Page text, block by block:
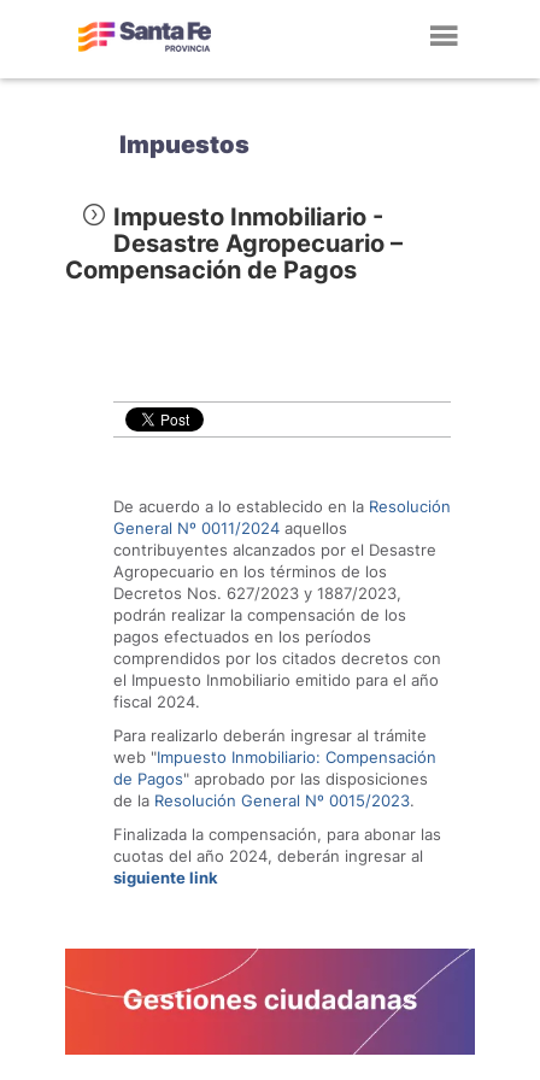
Impuestos
Impuesto Inmobiliario -
Desastre Agropecuario –
Compensación de Pagos
De acuerdo a lo establecido en la Resolución
General Nº 0011/2024 aquellos
contribuyentes alcanzados por el Desastre
Agropecuario en los términos de los
Decretos Nos. 627/2023 y 1887/2023,
podrán realizar la compensación de los
pagos efectuados en los períodos
comprendidos por los citados decretos con
el Impuesto Inmobiliario emitido para el año
fiscal 2024.
Para realizarlo deberán ingresar al trámite
web "Impuesto Inmobiliario: Compensación
de Pagos" aprobado por las disposiciones
de la Resolución General Nº 0015/2023.
Finalizada la compensación, para abonar las
cuotas del año 2024, deberán ingresar al
siguiente link